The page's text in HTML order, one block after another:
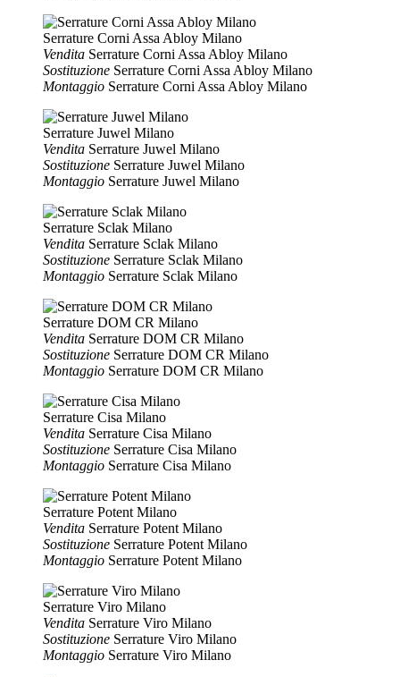
Serrature Corni Assa Abloy Milano
Vendita Serrature Corni Assa Abloy Milano
Sostituzione Serrature Corni Assa Abloy Milano
Montaggio Serrature Corni Assa Abloy Milano
Serrature Juwel Milano
Vendita Serrature Juwel Milano
Sostituzione Serrature Juwel Milano
Montaggio Serrature Juwel Milano
Serrature Sclak Milano
Vendita Serrature Sclak Milano
Sostituzione Serrature Sclak Milano
Montaggio Serrature Sclak Milano
Serrature DOM CR Milano
Vendita Serrature DOM CR Milano
Sostituzione Serrature DOM CR Milano
Montaggio Serrature DOM CR Milano
Serrature Cisa Milano
Vendita Serrature Cisa Milano
Sostituzione Serrature Cisa Milano
Montaggio Serrature Cisa Milano
Serrature Potent Milano
Vendita Serrature Potent Milano
Sostituzione Serrature Potent Milano
Montaggio Serrature Potent Milano
Serrature Viro Milano
Vendita Serrature Viro Milano
Sostituzione Serrature Viro Milano
Montaggio Serrature Viro Milano